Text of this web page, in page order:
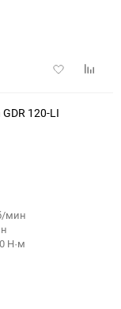
Добавить
120-LI
мин
Н·м